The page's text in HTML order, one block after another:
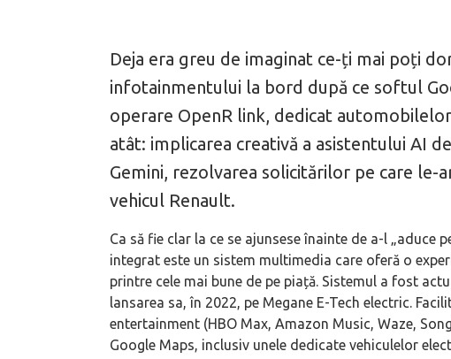
Deja era greu de imaginat ce-ți mai poți
infotainmentului la bord după ce softul
operare OpenR link, dedicat
atât: implicarea creativă a asistentului AI
Gemini, rezolvarea solicitărilor pe care le-
vehicul Renault.
Ca să fie clar la ce se ajunsese înainte de a-l „aduce
integrat este un sistem multimedia care oferă o
printre cele mai bune de pe piață. Sistemul a fost
lansarea sa, în 2022, pe Megane E-Tech electric.
entertainment (HBO Max, Amazon Music, Waze,
Google Maps, inclusiv unele dedicate vehiculelor